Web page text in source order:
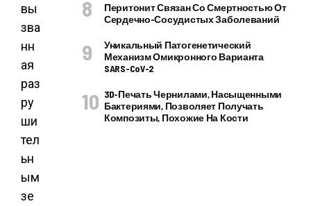
вы
зва
нн
ая
раз
ру
ши
тел
ьн
ым
зе
Перитонит Связан Со Смертностью От
Сердечно-Сосудистых Заболеваний
Уникальный Патогенетический
Механизм Омикронного Варианта
SARS-CoV-2
3D-Печать Чернилами, Насыщенными
Бактериями, Позволяет Получать
Композиты, Похожие На Кости